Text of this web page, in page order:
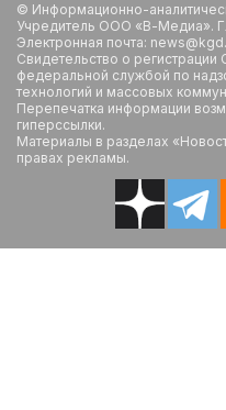
© Информационно-
Учредитель ООО «В-Медиа».
Электронная почта:
Свидетельство о
федеральной службой по
технологий и массовых
Перепечатка информации
гиперссылки.
Материалы в разделах
правах рекламы.